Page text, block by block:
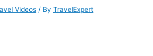
Videos / ByTravelExpert